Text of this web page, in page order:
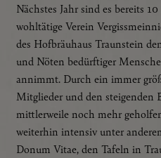
Nächstes Jahr sind es bereits
wohltätige Verein
des Hofbräuhaus Traunstein
und Nöten bedürftiger
annimmt. Durch ein immer
Mitglieder und den steigenden
mittlerweile noch mehr
weiterhin intensiv unter
Donum Vitae, den Tafeln in